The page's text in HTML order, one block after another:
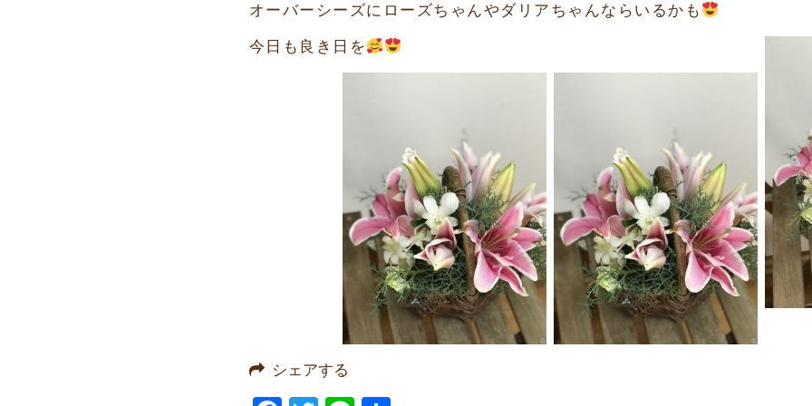
オーバーシーズにローズちゃんやダリアちゃんならいるかも
今日も良き日を
シェアする